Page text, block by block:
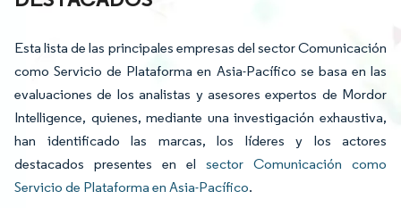
Esta lista de las principales empresas del sector Comunicación
como Servicio de Plataforma en Asia-Pacífico se basa en las
evaluaciones de los analistas y asesores expertos de Mordor
Intelligence, quienes, mediante una investigación exhaustiva,
han identificado las marcas, los líderes y los actores
destacados presentes en el sector Comunicación como
Servicio de Plataforma en Asia-Pacífico.